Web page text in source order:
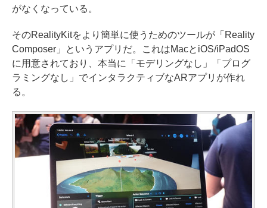
がなくなっている。
そのRealityKitをより簡単に使うためのツールが「Reality
Composer」というアプリだ。これはMacとiOS/iPadOS
に用意されており、本当に「モデリングなし」「プログ
ラミングなし」でインタラクティブなARアプリが作れ
る。